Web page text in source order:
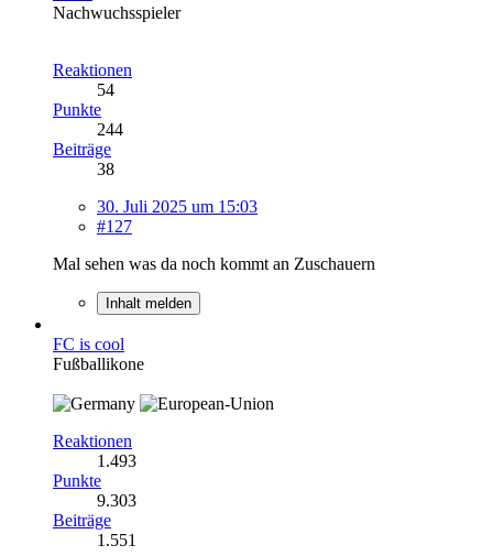
Nachwuchsspieler
Reaktionen
54
Punkte
244
Beiträge
38
30. Juli 2025 um 15:03
#127
Mal sehen was da noch kommt an Zuschauern
Inhalt melden
FC is cool
Fußballikone
Reaktionen
1.493
Punkte
9.303
Beiträge
1.551